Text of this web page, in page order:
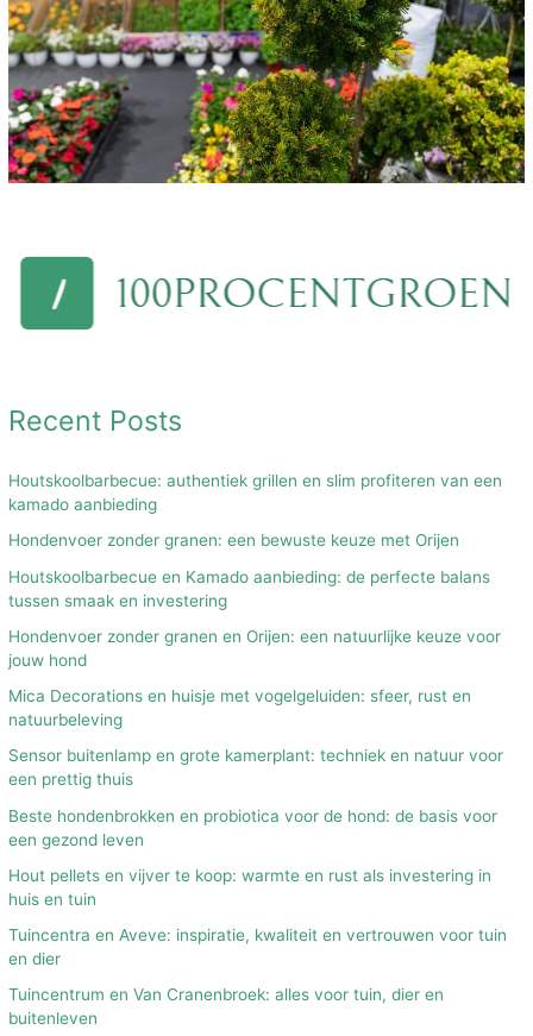
Recent Posts
Houtskoolbarbecue: authentiek grillen en slim profiteren van een
kamado aanbieding
Hondenvoer zonder granen: een bewuste keuze met Orijen
Houtskoolbarbecue en Kamado aanbieding: de perfecte balans
tussen smaak en investering
Hondenvoer zonder granen en Orijen: een natuurlijke keuze voor
jouw hond
Mica Decorations en huisje met vogelgeluiden: sfeer, rust en
natuurbeleving
Sensor buitenlamp en grote kamerplant: techniek en natuur voor
een prettig thuis
Beste hondenbrokken en probiotica voor de hond: de basis voor
een gezond leven
Hout pellets en vijver te koop: warmte en rust als investering in
huis en tuin
Tuincentra en Aveve: inspiratie, kwaliteit en vertrouwen voor tuin
en dier
Tuincentrum en Van Cranenbroek: alles voor tuin, dier en
buitenleven